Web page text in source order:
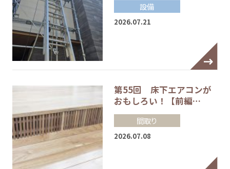
設備
2026.07.21
第55回 床下エアコンが
おもしろい！【前編…
間取り
2026.07.08